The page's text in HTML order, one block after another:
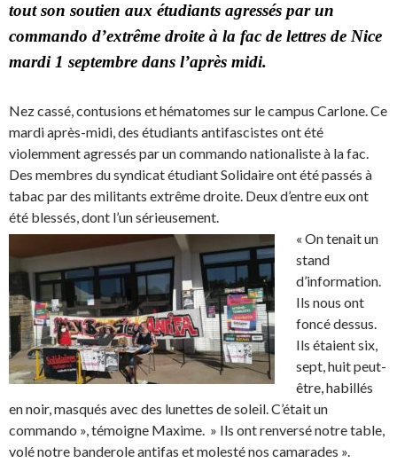
tout son soutien aux étudiants agressés par un
commando d’extrême droite à la fac de lettres de Nice
mardi 1 septembre dans l’après midi.
Nez cassé, contusions et hématomes sur le campus Carlone. Ce
mardi après-midi, des étudiants antifascistes ont été
violemment agressés par un commando nationaliste à la fac.
Des membres du syndicat étudiant Solidaire ont été passés à
tabac par des militants extrême droite. Deux d’entre eux ont
été blessés, dont l’un sérieusement.
« On tenait un
stand
d’information.
Ils nous ont
foncé dessus.
Ils étaient six,
sept, huit peut-
être, habillés
en noir, masqués avec des lunettes de soleil. C’était un
commando », témoigne Maxime. » Ils ont renversé notre table,
volé notre banderole antifas et molesté nos camarades ».